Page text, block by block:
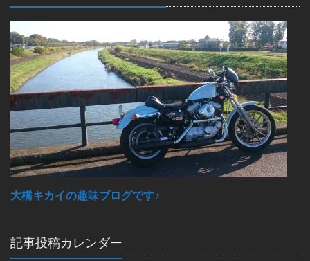
大橋キカイの趣味ブログです♪
記事投稿カレンダー